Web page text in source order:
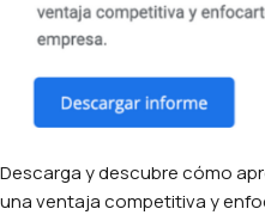
LANGUAGE
Descarga y descubre cómo
una ventaja competitiva y